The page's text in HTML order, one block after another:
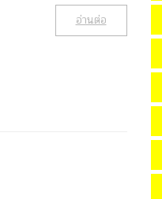
อ่านต่อ